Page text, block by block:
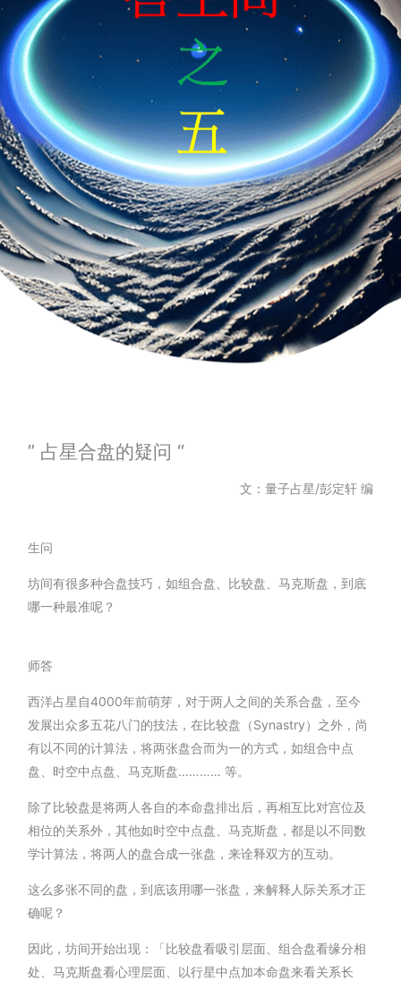
” 占星合盘的疑问 “
文：量子占星/彭定轩 编
生问
坊间有很多种合盘技巧，如组合盘、比较盘、马克斯盘，到底
哪一种最准呢？
师答
西洋占星自4000年前萌芽，对于两人之间的关系合盘，至今
发展出众多五花八门的技法，在比较盘（Synastry）之外，尚
有以不同的计算法，将两张盘合而为一的方式，如组合中点
盘、时空中点盘、马克斯盘………… 等。
除了比较盘是将两人各自的本命盘排出后，再相互比对宫位及
相位的关系外，其他如时空中点盘、马克斯盘，都是以不同数
学计算法，将两人的盘合成一张盘，来诠释双方的互动。
这么多张不同的盘，到底该用哪一张盘，来解释人际关系才正
确呢？
因此，坊间开始出现：「比较盘看吸引层面、组合盘看缘分相
处、马克斯盘看心理层面、以行星中点加本命盘来看关系长